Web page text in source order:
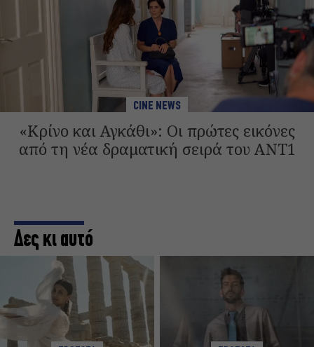
CINE NEWS
«Κρίνο και Αγκάθι»: Οι πρώτες εικόνες
από τη νέα δραματική σειρά του ANT1
Δες κι αυτό